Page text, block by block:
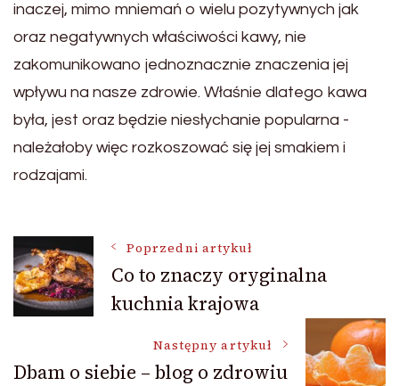
inaczej, mimo mniemań o wielu pozytywnych jak
oraz negatywnych właściwości kawy, nie
zakomunikowano jednoznacznie znaczenia jej
wpływu na nasze zdrowie. Właśnie dlatego kawa
była, jest oraz będzie niesłychanie popularna -
należałoby więc rozkoszować się jej smakiem i
rodzajami.
Nawigacja
wpisu
Poprzedni artykuł
Co to znaczy oryginalna
kuchnia krajowa
Następny artykuł
Dbam o siebie – blog o zdrowiu